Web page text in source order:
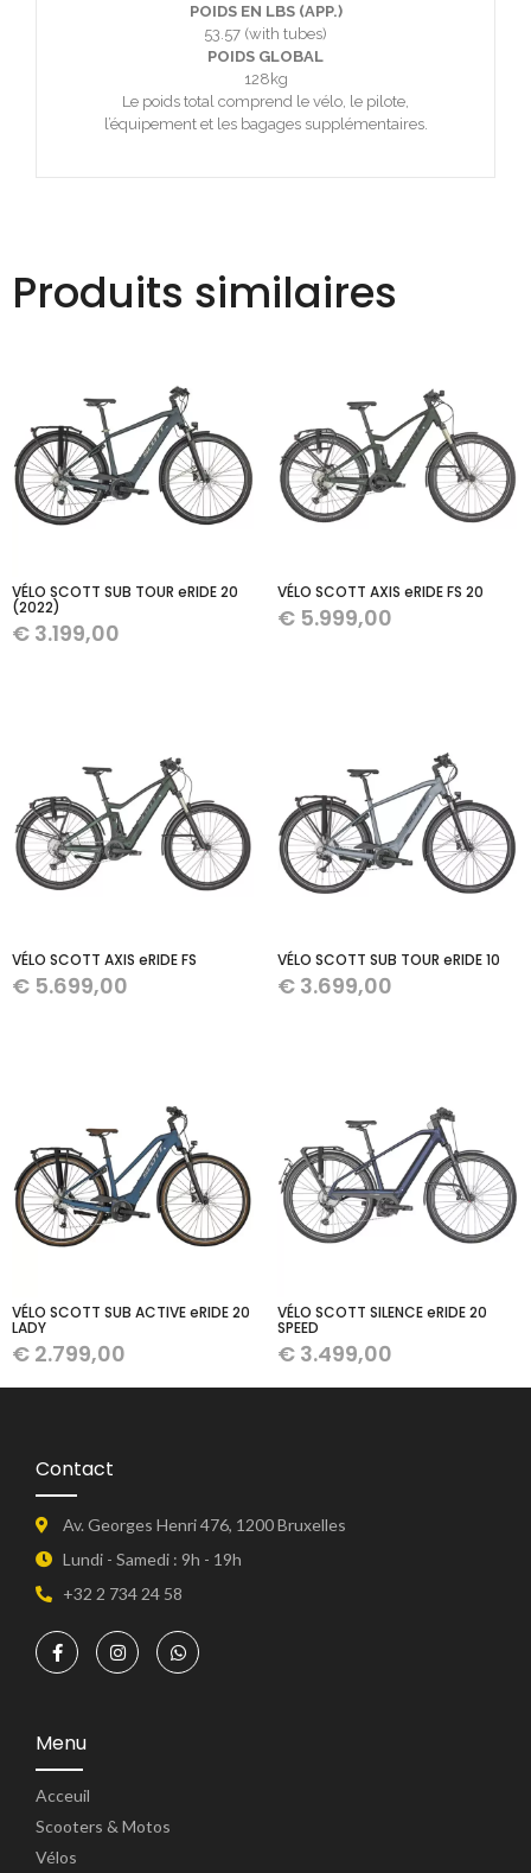
POIDS EN LBS (APP.)
53.57 (with tubes)
POIDS GLOBAL
128kg
Le poids total comprend le vélo, le pilote,
l’équipement et les bagages supplémentaires.
Produits similaires
VÉLO SCOTT SUB TOUR eRIDE 20
(2022)
€ 3.199,00
VÉLO SCOTT AXIS eRIDE FS 20
€ 5.999,00
VÉLO SCOTT AXIS eRIDE FS
€ 5.699,00
VÉLO SCOTT SUB TOUR eRIDE 10
€ 3.699,00
VÉLO SCOTT SUB ACTIVE eRIDE 20
LADY
€ 2.799,00
VÉLO SCOTT SILENCE eRIDE 20
SPEED
€ 3.499,00
Contact
Av. Georges Henri 476, 1200 Bruxelles
Lundi - Samedi : 9h - 19h
+32 2 734 24 58
Menu
Acceuil
Scooters & Motos
Vélos